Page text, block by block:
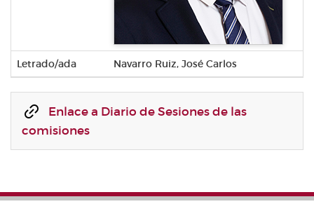
Letrado/ada Navarro Ruiz, José Carlos
Enlace a Diario de Sesiones de las
comisiones